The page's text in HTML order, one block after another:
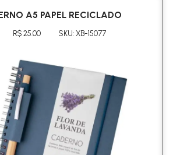
A5 PAPEL RECICLADO
R$ 25.00 SKU: XB-15077